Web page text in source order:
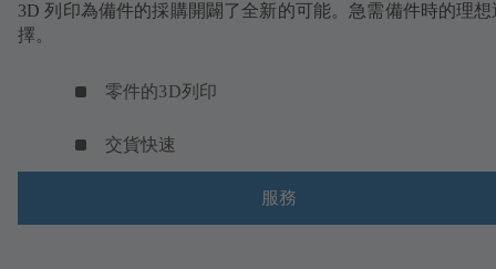
3D 列印為備件的採購開闢了全新的可能。急需備件時的理想
擇。
零件的3D列印
交貨快速
服務